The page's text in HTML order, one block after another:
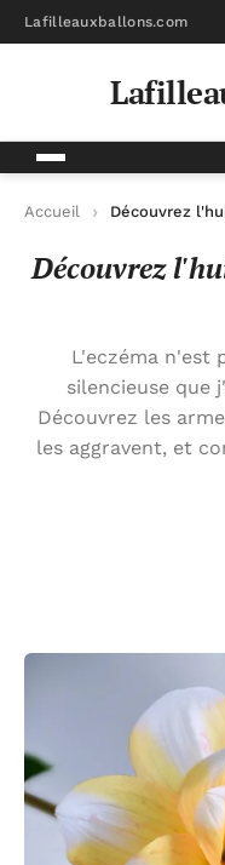
Lafilleauxballons.com
Accueil Découvrez
Découvrez
L'eczéma n'est
silencieuse que
Découvrez les
les aggravent, et